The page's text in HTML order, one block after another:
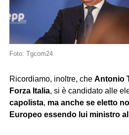
Foto: Tgcom24
Ricordiamo, inoltre, che Antonio
Forza Italia, si è candidato alle
capolista, ma anche se eletto
Europeo essendo lui ministro